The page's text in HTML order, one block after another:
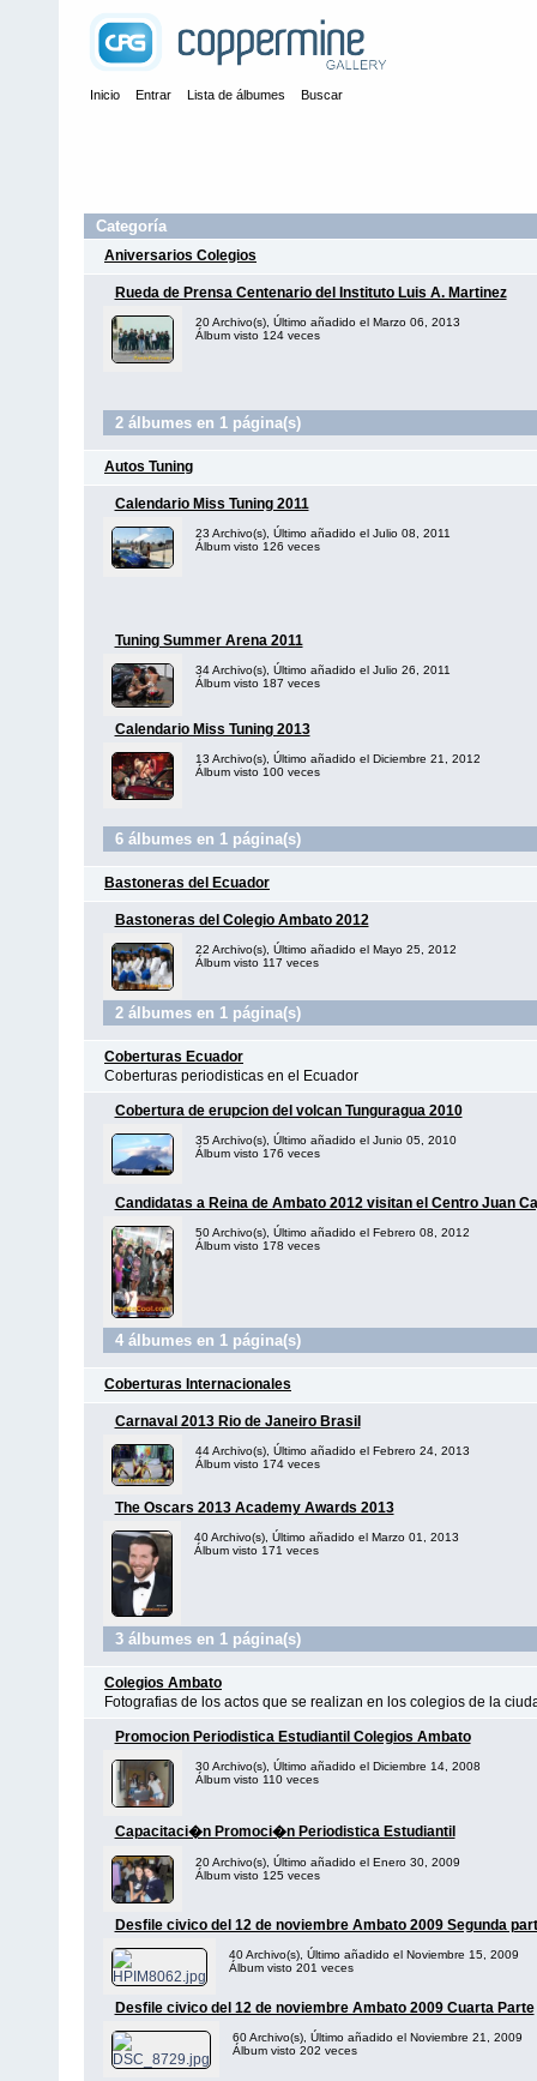
Inicio Entrar Lista de álbumes Buscar
Categoría
Aniversarios Colegios
Rueda de Prensa Centenario del Instituto Luis A. Martinez
20 Archivo(s), Último añadido el Marzo 06, 2013
Álbum visto 124 veces
2 álbumes en 1 página(s)
Autos Tuning
Calendario Miss Tuning 2011
23 Archivo(s), Último añadido el Julio 08, 2011
Álbum visto 126 veces
Tuning Summer Arena 2011
34 Archivo(s), Último añadido el Julio 26, 2011
Álbum visto 187 veces
Calendario Miss Tuning 2013
13 Archivo(s), Último añadido el Diciembre 21, 2012
Álbum visto 100 veces
6 álbumes en 1 página(s)
Bastoneras del Ecuador
Bastoneras del Colegio Ambato 2012
22 Archivo(s), Último añadido el Mayo 25, 2012
Álbum visto 117 veces
2 álbumes en 1 página(s)
Coberturas Ecuador
Coberturas periodisticas en el Ecuador
Cobertura de erupcion del volcan Tunguragua 2010
35 Archivo(s), Último añadido el Junio 05, 2010
Álbum visto 176 veces
Candidatas a Reina de Ambato 2012 visitan el Centro Juan
50 Archivo(s), Último añadido el Febrero 08, 2012
Álbum visto 178 veces
4 álbumes en 1 página(s)
Coberturas Internacionales
Carnaval 2013 Rio de Janeiro Brasil
44 Archivo(s), Último añadido el Febrero 24, 2013
Álbum visto 174 veces
The Oscars 2013 Academy Awards 2013
40 Archivo(s), Último añadido el Marzo 01, 2013
Álbum visto 171 veces
3 álbumes en 1 página(s)
Colegios Ambato
Fotografias de los actos que se realizan en los colegios de la
Promocion Periodistica Estudiantil Colegios Ambato
30 Archivo(s), Último añadido el Diciembre 14, 2008
Álbum visto 110 veces
Capacitaci�n Promoci�n Periodistica Estudiantil
20 Archivo(s), Último añadido el Enero 30, 2009
Álbum visto 125 veces
Desfile civico del 12 de noviembre Ambato 2009 Segunda
40 Archivo(s), Último añadido el Noviembre 15, 2009
Álbum visto 201 veces
Desfile civico del 12 de noviembre Ambato 2009 Cuarta Parte
60 Archivo(s), Último añadido el Noviembre 21, 2009
Álbum visto 202 veces